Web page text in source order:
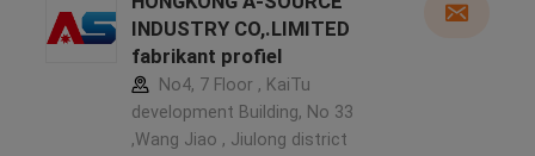
INDUSTRY CO,.LIMITED
fabrikant profiel
No4, 7 Floor , KaiTu
development Building, No 33
,Wang Jiao , Jiulong district